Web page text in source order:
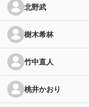
北野武
樹木希林
竹中直人
桃井かおり